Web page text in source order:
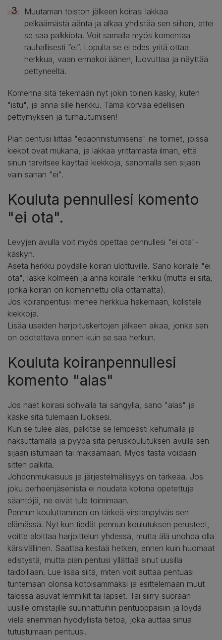
Muutaman toiston jälkeen koirasi lakkaa
pelkäämästä ääntä ja alkaa yhdistää sen siihen, ettei
se saa palkkiota. Voit samalla myös komentaa
rauhallisesti ”ei”. Lopulta se ei edes yritä ottaa
herkkua, vaan ennakoi äänen, luovuttaa ja näyttää
pettyneeltä.
Komenna sitä tekemään nyt jokin toinen käsky, kuten
"istu", ja anna sille herkku. Tämä korvaa edellisen
pettymyksen ja turhautumisen!
Pian pentusi liittää "epäonnistumisena" ne toimet, joissa
kiekot ovat mukana, ja lakkaa yrittämästä ilman, että
sinun tarvitsee käyttää kiekkoja, sanomalla sen sijaan
vain sanan "ei".
Kouluta pennullesi komento
"ei ota".
Levyjen avulla voit myös opettaa pennullesi "ei ota"-
käskyn.
Aseta herkku pöydälle koiran ulottuville. Sano koiralle "ei
ota", laske kolmeen ja anna koiralle herkku (mutta ei sitä,
jonka koiran on komennettu olla ottamatta).
Jos koiranpentusi menee herkkua hakemaan, kolistele
kiekkoja.
Lisää useiden harjoituskertojen jälkeen aikaa, jonka sen
on odotettava ennen kuin se saa herkun.
Kouluta koiranpennullesi
komento "alas"
Jos näet koirasi sohvalla tai sängyllä, sano "alas" ja
käske sitä tulemaan luoksesi.
Kun se tulee alas, palkitse se lempeästi kehumalla ja
naksuttamalla ja pyydä sitä peruskoulutuksen avulla sen
sijaan istumaan tai makaamaan. Myös tästä voidaan
sitten palkita.
Johdonmukaisuus ja järjestelmällisyys on tärkeää. Jos
joku perheenjäsenistä ei noudata kotona opetettuja
sääntöjä, ne eivät tule toimimaan.
Pennun kouluttaminen on tärkeä virstanpylväs sen
elämässä. Nyt kun tiedät pennun koulutuksen perusteet,
voitte aloittaa harjoittelun yhdessä, mutta älä unohda olla
kärsivällinen. Saattaa kestää hetken, ennen kuin huomaat
edistystä, mutta pian pentusi yllättää sinut uusilla
taidoillaan. Lue lisää siitä, miten voit auttaa pentuasi
tuntemaan olonsa kotoisammaksi ja esittelemään muut
talossa asuvat lemmikit tai lapset. Tai siirry suoraan
uusille omistajille suunnattuihin pentuoppaisiin ja löydä
vielä enemmän hyödyllistä tietoa, joka auttaa sinua
tutustumaan pentuusi.